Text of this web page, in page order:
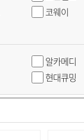
코웨이
알카메디
현대큐밍